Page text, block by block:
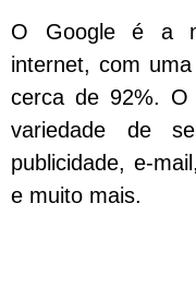
O Google é a
internet, com
cerca de 92%. O
variedade de
publicidade, e-
e muito mais.